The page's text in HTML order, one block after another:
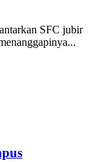
SFC jubir